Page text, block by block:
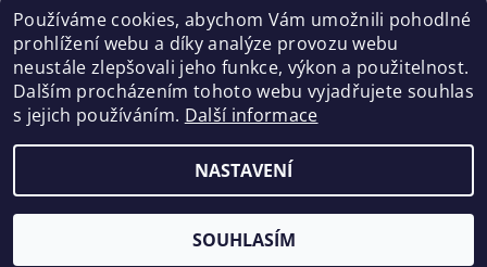
Vytvořil Shoptet
Používáme cookies, abychom Vám umožnili pohodlné
prohlížení webu a díky analýze provozu webu
neustále zlepšovali jeho funkce, výkon a použitelnost.
Dalším procházením tohoto webu vyjadřujete souhlas
s jejich používáním. Další informace
NASTAVENÍ
SOUHLASÍM